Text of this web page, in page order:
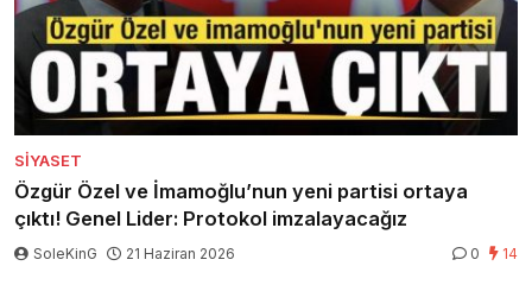
SIYASET
Özgür Özel ve İmamoğlu’nun yeni partisi ortaya
çıktı! Genel Lider: Protokol imzalayacağız
SoleKinG 21 Haziran 2026 0 14